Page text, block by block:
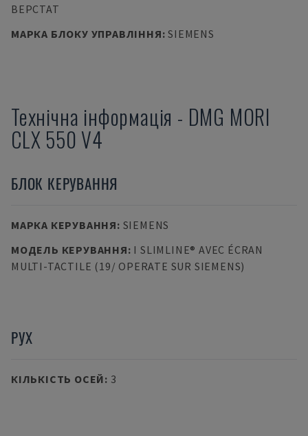
ВЕРСТАТ
МАРКА БЛОКУ УПРАВЛІННЯ:SIEMENS
Технічна інформація - DMG MORI
CLX 550 V4
БЛОК КЕРУВАННЯ
МАРКА КЕРУВАННЯ: SIEMENS
МОДЕЛЬ КЕРУВАННЯ: I SLIMLINE® AVEC ÉCRAN
MULTI-TACTILE (19/ OPERATE SUR SIEMENS)
РУХ
КІЛЬКІСТЬ ОСЕЙ: 3